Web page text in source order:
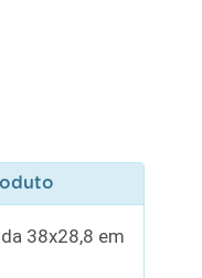
38x28,8 em